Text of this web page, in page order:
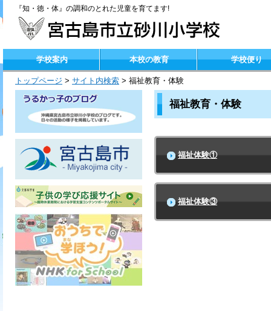
『知・徳・体』の調和のとれた児童を育てます!
学校案内 本校の教育 学校便り
トップページ > サイト内検索 > 福祉教育・体験
福祉教育・体験
福祉体験①
福祉体験③